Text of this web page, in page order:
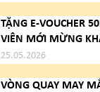
TẶNG E-VOUCHER
VIÊN MỚI MỪNG
FUJIMART SMART
25.05.2026
VÒNG QUAY MAY